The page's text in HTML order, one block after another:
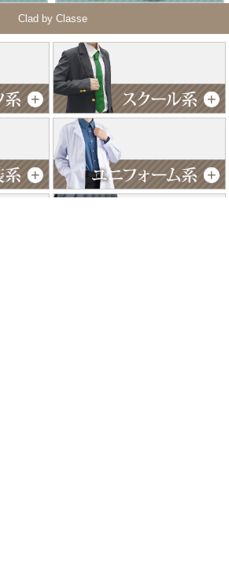
Clad by Classe